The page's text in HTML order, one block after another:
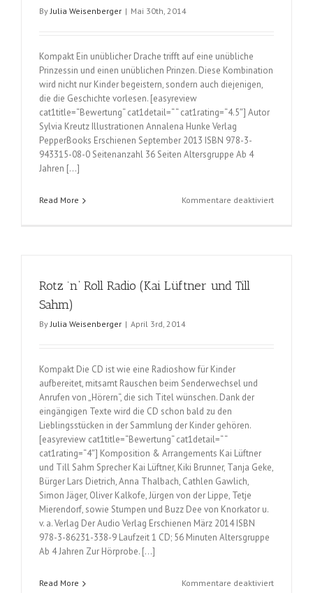
ByJulia Weisenberger | Mai 30th, 2014
Kompakt Ein unüblicher Drache trifft auf eine unübliche
Prinzessin und einen unüblichen Prinzen. Diese Kombination
wird nicht nur Kinder begeistern, sondern auch diejenigen,
die die Geschichte vorlesen. [easyreview
cat1title=“Bewertung“ cat1detail=“ “ cat1rating=“4.5″] Autor
Sylvia Kreutz Illustrationen Annalena Hunke Verlag
PepperBooks Erschienen September 2013 ISBN 978-3-
943315-08-0 Seitenanzahl 36 Seiten Altersgruppe Ab 4
Jahren […]
Read More Kommentare deaktiviertfür
Rotz ’n‘ Roll Radio (Kai Lüftner und Till
Sahm)
ByJulia Weisenberger | April 3rd, 2014
Kompakt Die CD ist wie eine Radioshow für Kinder
aufbereitet, mitsamt Rauschen beim Senderwechsel und
Anrufen von „Hörern“, die sich Titel wünschen. Dank der
eingängigen Texte wird die CD schon bald zu den
Lieblingsstücken in der Sammlung der Kinder gehören.
[easyreview cat1title=“Bewertung“ cat1detail=“ “
cat1rating=“4″] Komposition & Arrangements Kai Lüftner
und Till Sahm Sprecher Kai Lüftner, Kiki Brunner, Tanja Geke,
Bürger Lars Dietrich, Anna Thalbach, Cathlen Gawlich,
Simon Jäger, Oliver Kalkofe, Jürgen von der Lippe, Tetje
Mierendorf, sowie Stumpen und Buzz Dee von Knorkator u.
v. a. Verlag Der Audio Verlag Erschienen März 2014 ISBN
978-3-86231-338-9 Laufzeit 1 CD; 56 Minuten Altersgruppe
Ab 4 Jahren Zur Hörprobe. […]
Read More Kommentare deaktiviertfür